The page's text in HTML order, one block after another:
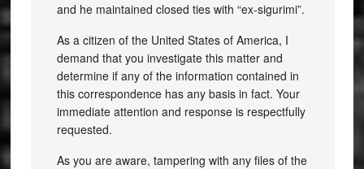
and he maintained closed ties with “ex-sigurimi”.
As a citizen of the United States of America, I
demand that you investigate this matter and
determine if any of the information contained in
this correspondence has any basis in fact. Your
immediate attention and response is respectfully
requested.
As you are aware, tampering with any files of the